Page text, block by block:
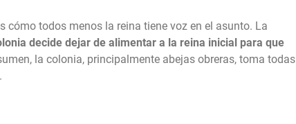
cómo todos menos la reina tiene voz en el asunto. La
decide dejar de alimentar a la reina inicial para que
la colonia, principalmente abejas obreras, toma todas